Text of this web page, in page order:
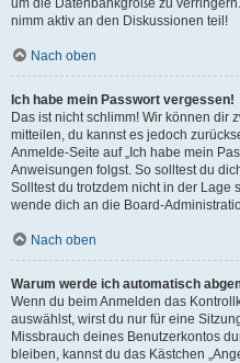
um die Datenbankgröße zu
nimm aktiv an den Diskussionen teil!
Nach oben
Ich habe mein Passwort vergessen!
Das ist nicht schlimm! Wir können dir
mitteilen, du kannst es jedoch
Anmelde-Seite auf „Ich habe mein
Anweisungen folgst. So solltest du
Solltest du trotzdem nicht in der Lage
wende dich an die Board-
Nach oben
Warum werde ich automatisch
Wenn du beim Anmelden das
auswählst, wirst du nur für eine
Missbrauch deines Benutzerkontos
bleiben, kannst du das Kästchen